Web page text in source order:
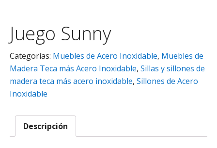
Juego Sunny
Categorías: Muebles de Acero Inoxidable, Muebles de
Madera Teca más Acero Inoxidable, Sillas y sillones de
madera teca más acero inoxidable, Sillones de Acero
Inoxidable
Descripción